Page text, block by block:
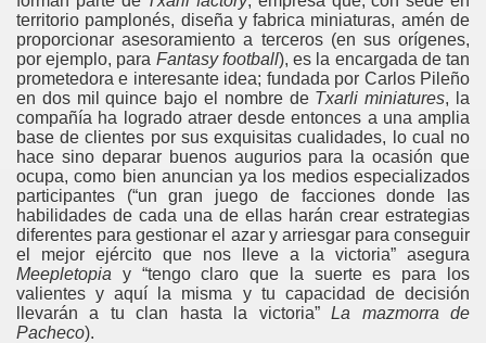
territorio pamplonés, diseña y fabrica miniaturas, amén de
proporcionar asesoramiento a terceros (en sus orígenes,
por ejemplo, para Fantasy football), es la encargada de tan
prometedora e interesante idea; fundada por Carlos Pileño
en dos mil quince bajo el nombre de Txarli miniatures, la
compañía ha logrado atraer desde entonces a una amplia
base de clientes por sus exquisitas cualidades, lo cual no
hace sino deparar buenos augurios para la ocasión que
ocupa, como bien anuncian ya los medios especializados
participantes (“un gran juego de facciones donde las
habilidades de cada una de ellas harán crear estrategias
diferentes para gestionar el azar y arriesgar para conseguir
el mejor ejército que nos lleve a la victoria” asegura
Meepletopia y “tengo claro que la suerte es para los
valientes y aquí la misma y tu capacidad de decisión
llevarán a tu clan hasta la victoria”La mazmorra de
Pacheco).